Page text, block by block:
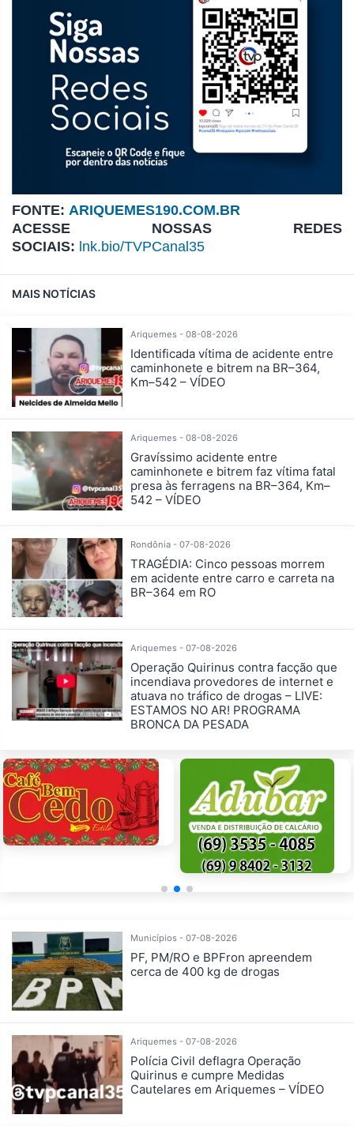
FONTE: ARIQUEMES190.COM.BR
ACESSE NOSSAS REDES
SOCIAIS: lnk.bio/TVPCanal35
MAIS NOTÍCIAS
Ariquemes - 08-08-2026
Identificada vítima de acidente entre
caminhonete e bitrem na BR–364,
Km–542 – VÍDEO
Ariquemes - 08-08-2026
Gravíssimo acidente entre
caminhonete e bitrem faz vítima fatal
presa às ferragens na BR–364, Km–
542 – VÍDEO
Rondônia - 07-08-2026
TRAGÉDIA: Cinco pessoas morrem
em acidente entre carro e carreta na
BR–364 em RO
Ariquemes - 07-08-2026
Operação Quirinus contra facção que
incendiava provedores de internet e
atuava no tráfico de drogas – LIVE:
ESTAMOS NO AR! PROGRAMA
BRONCA DA PESADA
Municípios - 07-08-2026
PF, PM/RO e BPFron apreendem
cerca de 400 kg de drogas
Ariquemes - 07-08-2026
Polícia Civil deflagra Operação
Quirinus e cumpre Medidas
Cautelares em Ariquemes – VÍDEO